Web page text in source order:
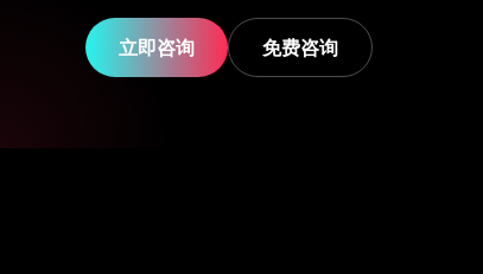
立即咨询 免费咨询